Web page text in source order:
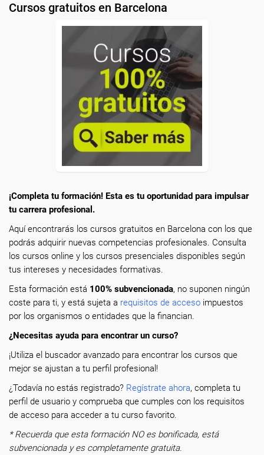
Cursos gratuitos en Barcelona
¡Completa tu formación! Esta es tu oportunidad para impulsar
tu carrera profesional.
Aquí encontrarás los cursos gratuitos en Barcelona con los que
podrás adquirir nuevas competencias profesionales. Consulta
los cursos online y los cursos presenciales disponibles según
tus intereses y necesidades formativas.
Esta formación está 100% subvencionada, no suponen ningún
coste para ti, y está sujeta a requisitos de acceso impuestos
por los organismos o entidades que la financian.
¿Necesitas ayuda para encontrar un curso?
¡Utiliza el buscador avanzado para encontrar los cursos que
mejor se ajustan a tu perfil profesional!
¿Todavía no estás registrado? Regístrate ahora, completa tu
perfil de usuario y comprueba que cumples con los requisitos
de acceso para acceder a tu curso favorito.
* Recuerda que esta formación NO es bonificada, está
subvencionada y es completamente gratuita.